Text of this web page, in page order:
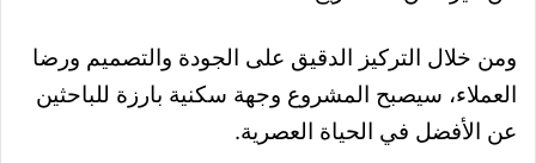
ومن خلال التركيز الدقيق على الجودة والتصميم ورضا
العملاء، سيصبح المشروع وجهة سكنية بارزة للباحثين
عن الأفضل في الحياة العصرية.